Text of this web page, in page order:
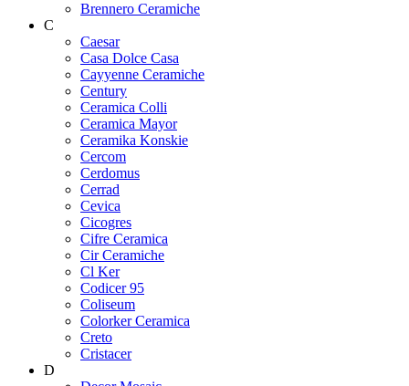
Brennero Ceramiche
C
Caesar
Casa Dolce Casa
Cayyenne Ceramiche
Century
Ceramica Colli
Ceramica Mayor
Ceramika Konskie
Cercom
Cerdomus
Cerrad
Cevica
Cicogres
Cifre Ceramica
Cir Ceramiche
Cl Ker
Codicer 95
Coliseum
Colorker Ceramica
Creto
Cristacer
D